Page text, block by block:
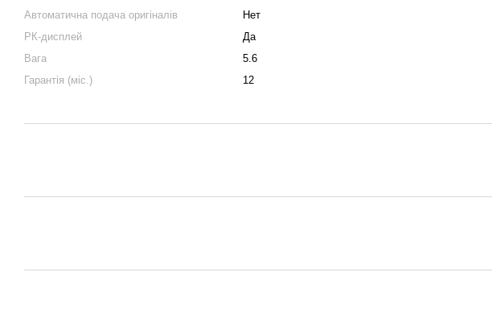
Автоматична подача оригіналів
Нет
РК-дисплей
Да
Вага
5.6
Гарантія (міс.)
12